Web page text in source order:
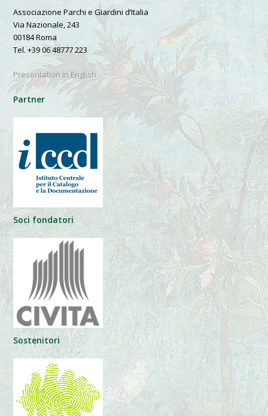
Associazione Parchi e Giardini d’Italia
Via Nazionale, 243
00184 Roma
Tel. +39 06 48777 223
Presentation in English
Partner
Soci fondatori
Sostenitori